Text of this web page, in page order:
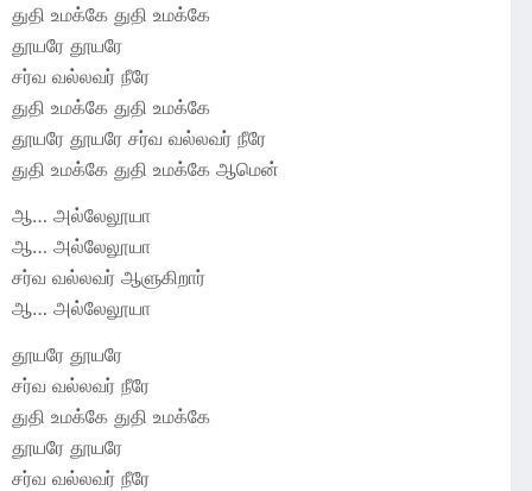
துதி உமக்கே துதி உமக்கே
தூயரே தூயரே
சர்வ வல்லவர் நீரே
துதி உமக்கே துதி உமக்கே
தூயரே தூயரே சர்வ வல்லவர் நீரே
துதி உமக்கே துதி உமக்கே ஆமென்
ஆ… அல்லேலூயா
ஆ… அல்லேலூயா
சர்வ வல்லவர் ஆளுகிறார்
ஆ… அல்லேலூயா
தூயரே தூயரே
சர்வ வல்லவர் நீரே
துதி உமக்கே துதி உமக்கே
தூயரே தூயரே
சர்வ வல்லவர் நீரே